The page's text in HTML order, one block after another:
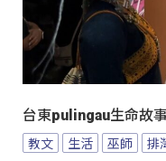
台東pulingau生命故
教文 生活 巫師 排